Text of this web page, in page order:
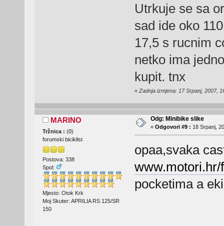
Utrkuje se sa
sad ide oko
17,5 s rucnim
netko ima
kupit. tnx
« Zadnja izmjena: 17 Srpanj, 2007,
MARINO
Tržnica : (0)
forumski biciklist
Postova: 338
Spol:
Mjesto: Otok Krk
Moj Skuter: APRILIA RS 125/SR
150
Odg: Minibike slike
« Odgovori #9 : 18 Srpanj,
opaa,svaka
www.motori.hr/
pocketima a